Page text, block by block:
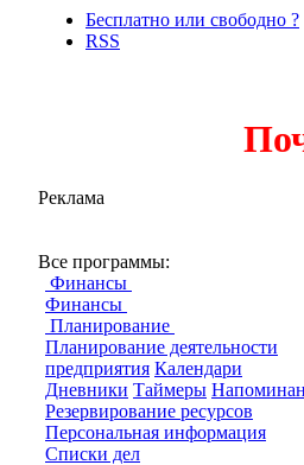
Бесплатно или свободно ?
RSS
Реклама
Все программы:
Финансы
Финансы
Планирование
Планирование деятельности
предприятия Календари
Дневники Таймеры
Резервирование ресурсов
Персональная информация
Списки дел